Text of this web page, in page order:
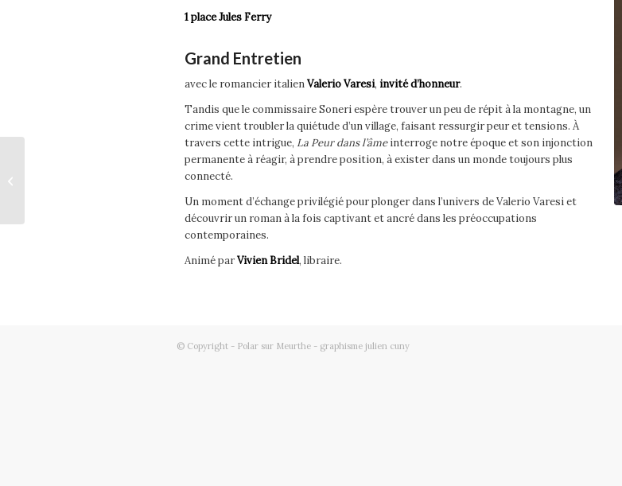
1 place Jules Ferry
Grand Entretien
avec le romancier italienValerio Varesi, invité d’honneur.
Tandis que le commissaire Soneri espère trouver un peu de répit à la montagne, un
crime vient troubler la quiétude d’un village, faisant ressurgir peur et tensions. À
travers cette intrigue, La Peur dans l’âmeinterroge notre époque et son injonction
permanente à réagir, à prendre position, à exister dans un monde toujours plus
connecté.
Un moment d’échange privilégié pour plonger dans l’univers de Valerio Varesi et
découvrir un roman à la fois captivant et ancré dans les préoccupations
contemporaines.
Animé parVivien Bridel, libraire.
© Copyright - Polar sur Meurthe - graphisme julien cuny